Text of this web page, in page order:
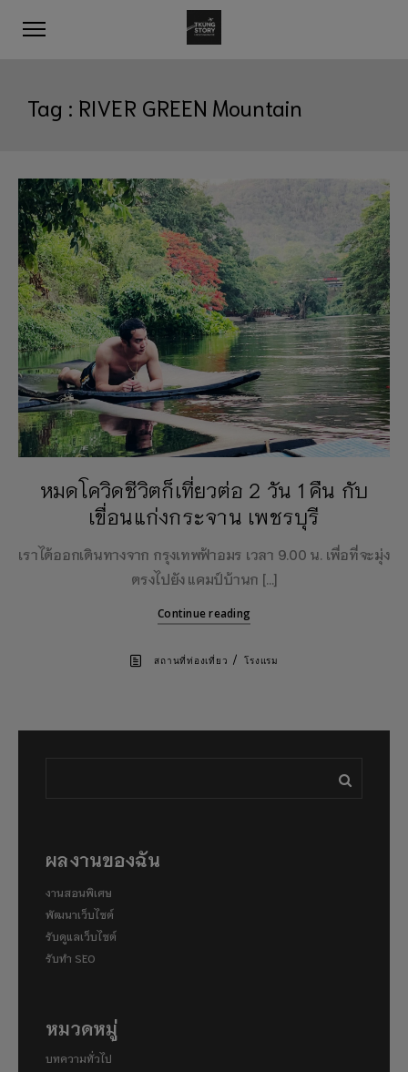
Tag : RIVER GREEN Mountain
หมดโควิดชีวิตก็เที่ยวต่อ 2 วัน 1 คืน กับ
เขื่อนแก่งกระจาน เพชรบุรี
เราได้ออกเดินทางจาก กรุงเทพฟ้าอมร เวลา 9.00 น. เพื่อที่จะมุ่ง
ตรงไปยัง แคมป์บ้านก […]
Continue reading
สถานที่ท่องเที่ยว /โรงแรม
ผลงานของฉัน
งานสอนพิเศษ
พัฒนาเว็บไซต์
รับดูแลเว็บไซต์
รับทำ SEO
หมวดหมู่
บทความทั่วไป